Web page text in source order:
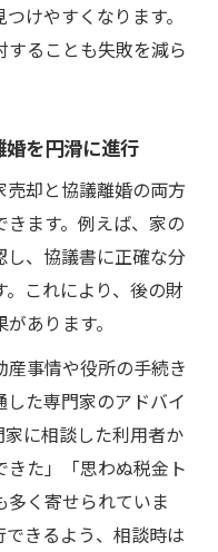
けやすくなります。
ることも失敗を減ら
を円滑に進行
却と協議離婚の両方
ます。例えば、家の
し、協議書に正確な分
これにより、後の財
あります。
産事情や役所の手続き
た専門家のアドバイ
に相談した利用者か
た」「思わぬ税金ト
多く寄せられていま
きるよう、相談時は